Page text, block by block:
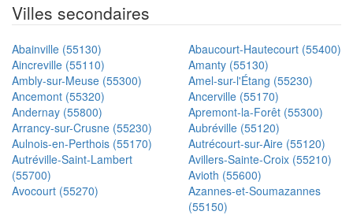
Villes secondaires
Abainville (55130)
Abaucourt-Hautecourt (55400)
Aincreville (55110)
Amanty (55130)
Ambly-sur-Meuse (55300)
Amel-sur-l'Étang (55230)
Ancemont (55320)
Ancerville (55170)
Andernay (55800)
Apremont-la-Forêt (55300)
Arrancy-sur-Crusne (55230)
Aubréville (55120)
Aulnois-en-Perthois (55170)
Autrécourt-sur-Aire (55120)
Autréville-Saint-Lambert
(55700)
Avillers-Sainte-Croix (55210)
Avioth (55600)
Avocourt (55270)
Azannes-et-Soumazannes
(55150)